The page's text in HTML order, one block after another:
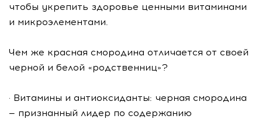
чтобы укрепить здоровье ценными витаминами
и микроэлементами.
Чем же красная смородина отличается от своей
черной и белой «родственниц»?
· Витамины и антиоксиданты: черная смородина
— признанный лидер по содержанию